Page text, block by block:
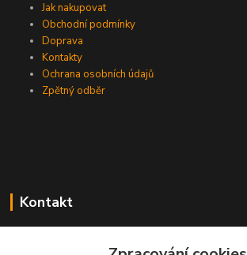
Jak nakupovat
Obchodní podmínky
Doprava
Kontakty
Ochrana osobních údajů
Zpětný odběr
Kontakt